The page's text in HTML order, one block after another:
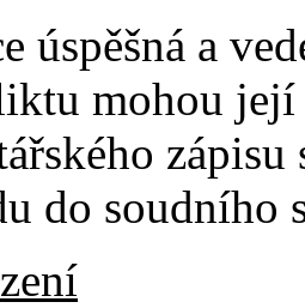
úspěšná a
mohou její
do soudního